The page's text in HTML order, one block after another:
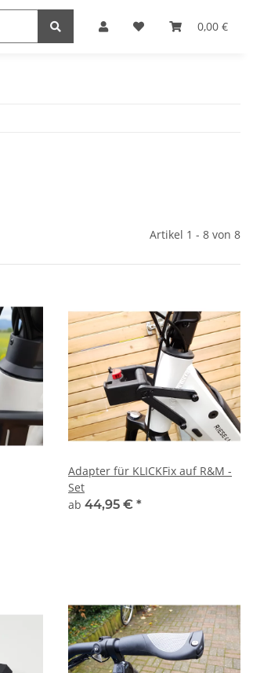
0,00 €
Artikel 1 - 8 von 8
Adapter für KLICKFix auf R&M -
Set
ab 44,95 € *